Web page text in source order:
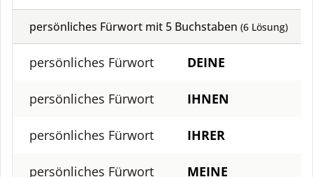
persönliches Fürwort mit 5 Buchstaben (6 Lösung)
persönliches Fürwort DEINE
persönliches Fürwort IHNEN
persönliches Fürwort IHRER
persönliches Fürwort MEINE